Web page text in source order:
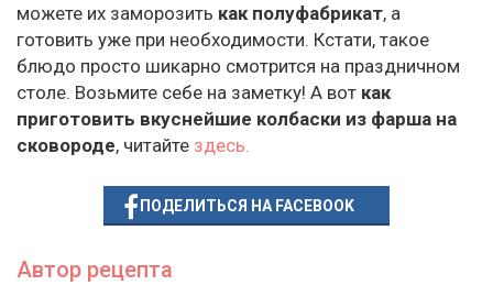
можете их заморозить как полуфабрикат, а
готовить уже при необходимости. Кстати, такое
блюдо просто шикарно смотрится на праздничном
столе. Возьмите себе на заметку! А вот как
приготовить вкуснейшие колбаски из фарша на
сковороде, читайте здесь.
ПОДЕЛИТЬСЯ НА FACEBOOK
Автор рецепта